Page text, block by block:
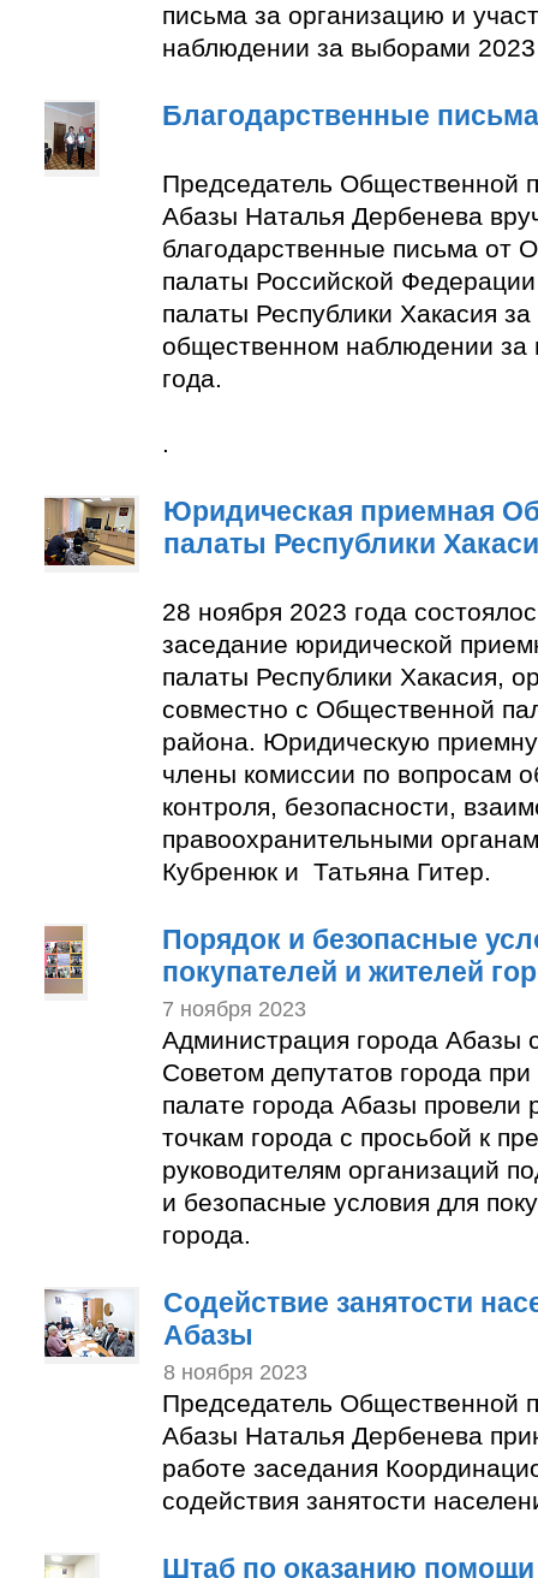
письма за организацию и
наблюдении за выборами 2023
Благодарственные письма
Председатель Общественной
Абазы Наталья Дербенева
благодарственные письма от
палаты Российской
палаты Республики Хакасия за
общественном наблюдении за
года.
.
Юридическая приемная
палаты Республики
28 ноября 2023 года
заседание юридической
палаты Республики Хакасия,
совместно с Общественной
района. Юридическую
члены комиссии по вопросам
контроля, безопасности,
правоохранительными
Кубренюк и Татьяна Гитер.
Порядок и безопасные
покупателей и жителей
7 ноября 2023
Администрация города Абазы
Советом депутатов города
палате города Абазы провели
точкам города с просьбой к
руководителям организаций
и безопасные условия для
города.
Содействие занятости
Абазы
8 ноября 2023
Председатель Общественной
Абазы Наталья Дербенева
работе заседания
содействия занятости
Штаб по оказанию помощи